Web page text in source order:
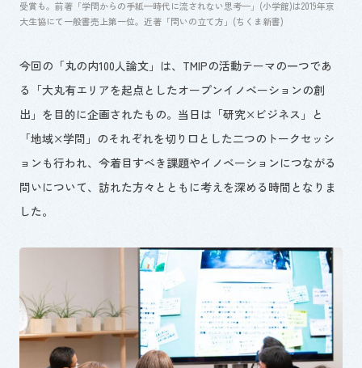
受賞も。前著「学問からの手紙—時代に流されない思考—」 (小学館)は2019年京
大生協にて一般書売上第一位。近著「問いの立て方」 (ちくま新書)
今回の「丸の内100人論文」は、 TMIPの活動テーマの一つであ
る「大丸有エリアを起点としたオープンイノベーションの創
出」を目的に企画されたもの。当日は「研究× ビジネス」と
「地域×学問」のそれぞれを切り口とした二つのトークセッシ
ョンも行われ、今着目すべき課題やイノベーションにつながる
問いについて、訪れた方々とともに考えを深める時間となりま
した。